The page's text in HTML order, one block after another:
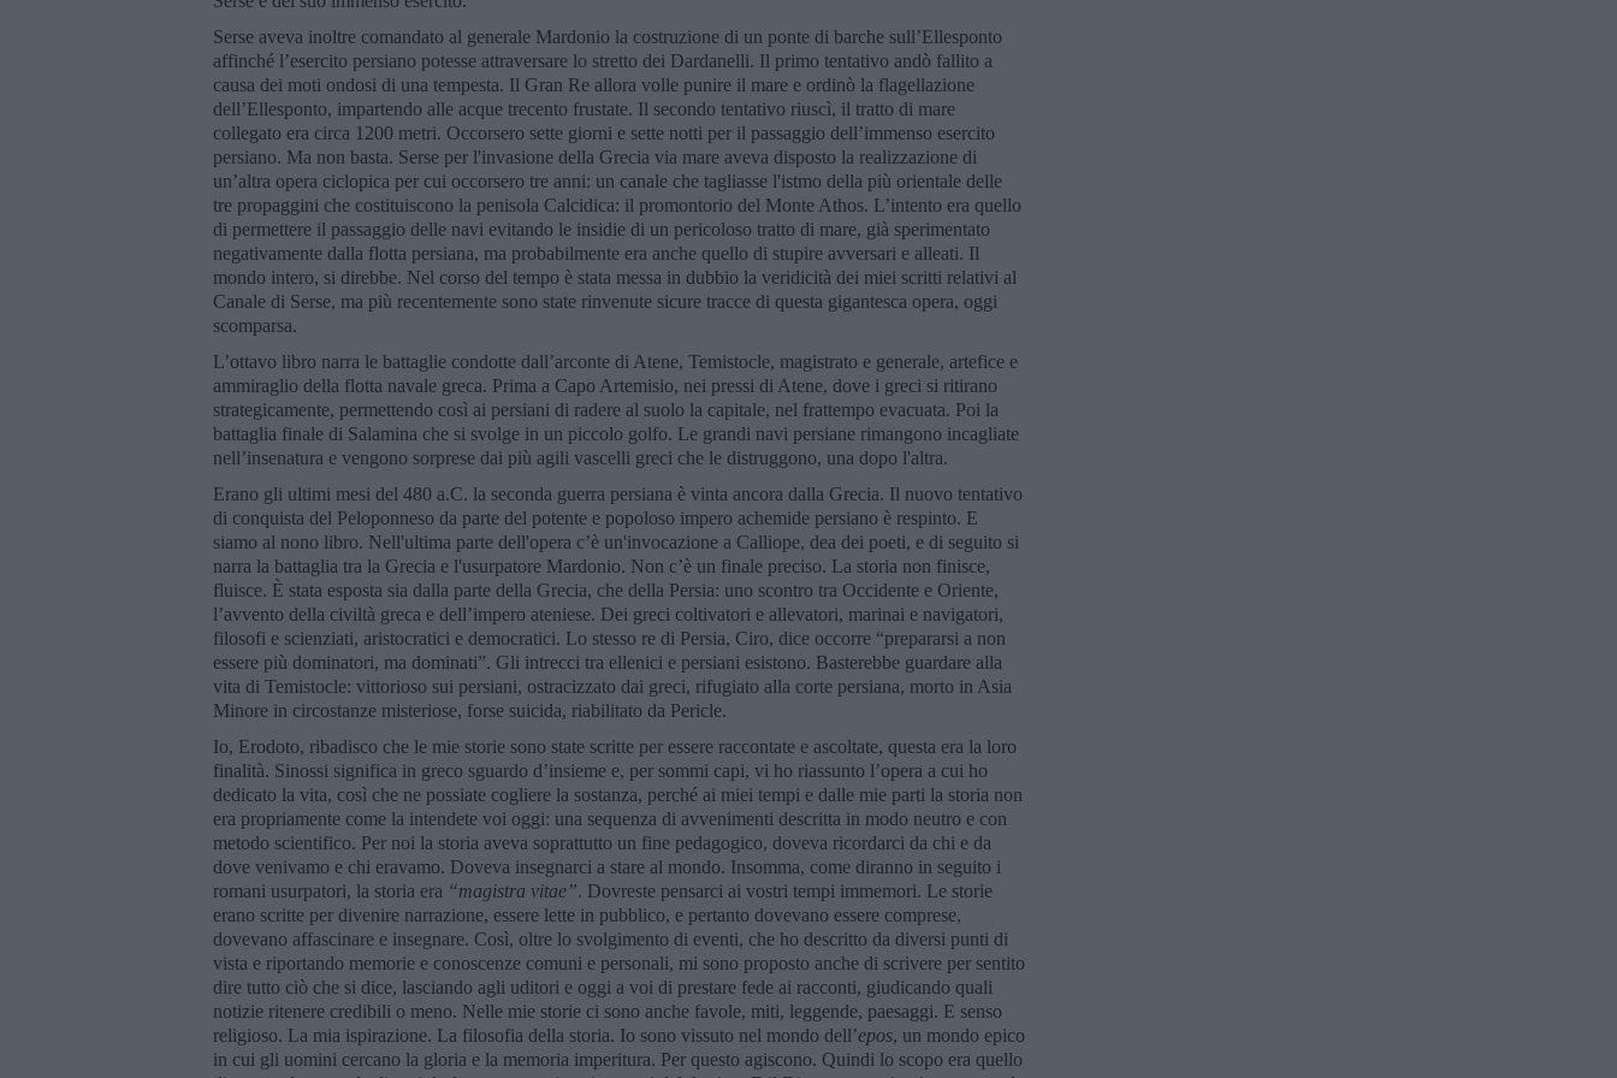
Serse aveva inoltre comandato al generale Mardonio la costruzione di un ponte di barche sull’Ellesponto
affinché l’esercito persiano potesse attraversare lo stretto dei Dardanelli. Il primo tentativo andò fallito a
causa dei moti ondosi di una tempesta. Il Gran Re allora volle punire il mare e ordinò la flagellazione
dell’Ellesponto, impartendo alle acque trecento frustate. Il secondo tentativo riuscì, il tratto di mare
collegato era circa 1200 metri. Occorsero sette giorni e sette notti per il passaggio dell’immenso esercito
persiano. Ma non basta. Serse per l'invasione della Grecia via mare aveva disposto la realizzazione di
un’altra opera ciclopica per cui occorsero tre anni: un canale che tagliasse l'istmo della più orientale delle
tre propaggini che costituiscono la penisola Calcidica: il promontorio del Monte Athos. L’intento era quello
di permettere il passaggio delle navi evitando le insidie di un pericoloso tratto di mare, già sperimentato
negativamente dalla flotta persiana, ma probabilmente era anche quello di stupire avversari e alleati. Il
mondo intero, si direbbe. Nel corso del tempo è stata messa in dubbio la veridicità dei miei scritti relativi al
Canale di Serse, ma più recentemente sono state rinvenute sicure tracce di questa gigantesca opera, oggi
scomparsa.
L’ottavo libro narra le battaglie condotte dall’arconte di Atene, Temistocle, magistrato e generale, artefice e
ammiraglio della flotta navale greca. Prima a Capo Artemisio, nei pressi di Atene, dove i greci si ritirano
strategicamente, permettendo così ai persiani di radere al suolo la capitale, nel frattempo evacuata. Poi la
battaglia finale di Salamina che si svolge in un piccolo golfo. Le grandi navi persiane rimangono incagliate
nell’insenatura e vengono sorprese dai più agili vascelli greci che le distruggono, una dopo l'altra.
Erano gli ultimi mesi del 480 a.C. la seconda guerra persiana è vinta ancora dalla Grecia. Il nuovo tentativo
di conquista del Peloponneso da parte del potente e popoloso impero achemide persiano è respinto. E
siamo al nono libro. Nell'ultima parte dell'opera c’è un'invocazione a Calliope, dea dei poeti, e di seguito si
narra la battaglia tra la Grecia e l'usurpatore Mardonio. Non c’è un finale preciso. La storia non finisce,
fluisce. È stata esposta sia dalla parte della Grecia, che della Persia: uno scontro tra Occidente e Oriente,
l’avvento della civiltà greca e dell’impero ateniese. Dei greci coltivatori e allevatori, marinai e navigatori,
filosofi e scienziati, aristocratici e democratici. Lo stesso re di Persia, Ciro, dice occorre “prepararsi a non
essere più dominatori, ma dominati”. Gli intrecci tra ellenici e persiani esistono. Basterebbe guardare alla
vita di Temistocle: vittorioso sui persiani, ostracizzato dai greci, rifugiato alla corte persiana, morto in Asia
Minore in circostanze misteriose, forse suicida, riabilitato da Pericle.
Io, Erodoto, ribadisco che le mie storie sono state scritte per essere raccontate e ascoltate, questa era la loro
finalità. Sinossi significa in greco sguardo d’insieme e, per sommi capi, vi ho riassunto l’opera a cui ho
dedicato la vita, così che ne possiate cogliere la sostanza, perché ai miei tempi e dalle mie parti la storia non
era propriamente come la intendete voi oggi: una sequenza di avvenimenti descritta in modo neutro e con
metodo scientifico. Per noi la storia aveva soprattutto un fine pedagogico, doveva ricordarci da chi e da
dove venivamo e chi eravamo. Doveva insegnarci a stare al mondo. Insomma, come diranno in seguito i
romani usurpatori, la storia era “magistra vitae”. Dovreste pensarci ai vostri tempi immemori. Le storie
erano scritte per divenire narrazione, essere lette in pubblico, e pertanto dovevano essere comprese,
dovevano affascinare e insegnare. Così, oltre lo svolgimento di eventi, che ho descritto da diversi punti di
vista e riportando memorie e conoscenze comuni e personali, mi sono proposto anche di scrivere per sentito
dire tutto ciò che si dice, lasciando agli uditori e oggi a voi di prestare fede ai racconti, giudicando quali
notizie ritenere credibili o meno. Nelle mie storie ci sono anche favole, miti, leggende, paesaggi. E senso
religioso. La mia ispirazione. La filosofia della storia. Io sono vissuto nel mondo dell’epos, un mondo epico
in cui gli uomini cercano la gloria e la memoria imperitura. Per questo agiscono. Quindi lo scopo era quello